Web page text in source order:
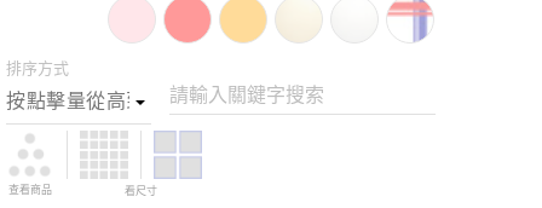
排序方式
請輸入關鍵字搜索
查看商品 看尺寸